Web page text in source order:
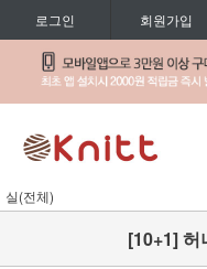
로그인 회원가입
실(전체)
[10+1] 허